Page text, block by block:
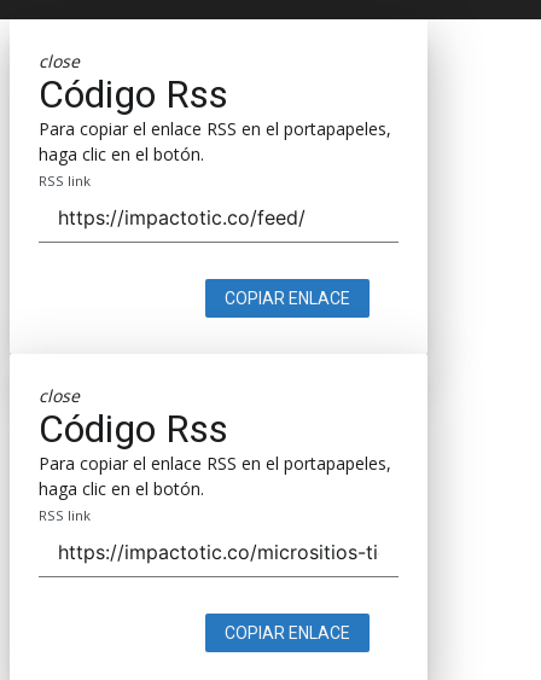
close
Código Rss
Para copiar el enlace RSS en el portapapeles,
haga clic en el botón.
RSS link
COPIAR ENLACE
close
Código Rss
Para copiar el enlace RSS en el portapapeles,
haga clic en el botón.
RSS link
COPIAR ENLACE